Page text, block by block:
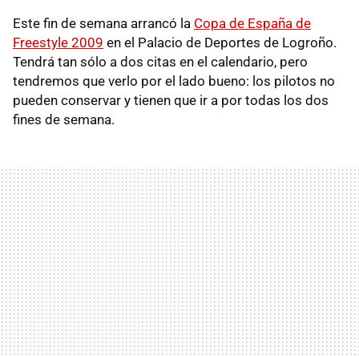
Este fin de semana arrancó la Copa de España de
Freestyle 2009 en el Palacio de Deportes de Logroño.
Tendrá tan sólo a dos citas en el calendario, pero
tendremos que verlo por el lado bueno: los pilotos no
pueden conservar y tienen que ir a por todas los dos
fines de semana.